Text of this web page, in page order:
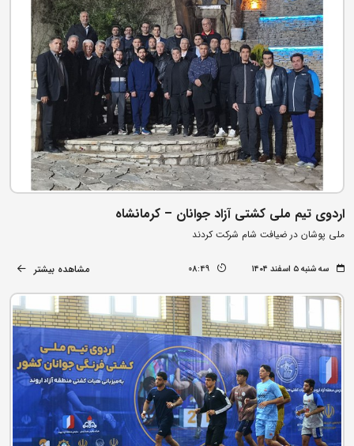
اردوی تیم ملی کشتی آزاد جوانان – کرمانشاه
ملی پوشان در ضیافت شام شرکت کردند
سه شنبه ۵ اسفند ۱۴۰۴ 08:49 مشاهده بیشتر